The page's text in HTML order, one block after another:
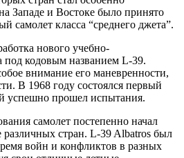
Западе и Востоке было принято
самолет класса “среднего джета”.
нового учебно-
под кодовым названием L-39.
внимание его маневренности,
В 1968 году состоялся первый
успешно прошел испытания.
самолет постепенно начал
различных стран. L-39 Albatros был
войн и конфликтов в разных